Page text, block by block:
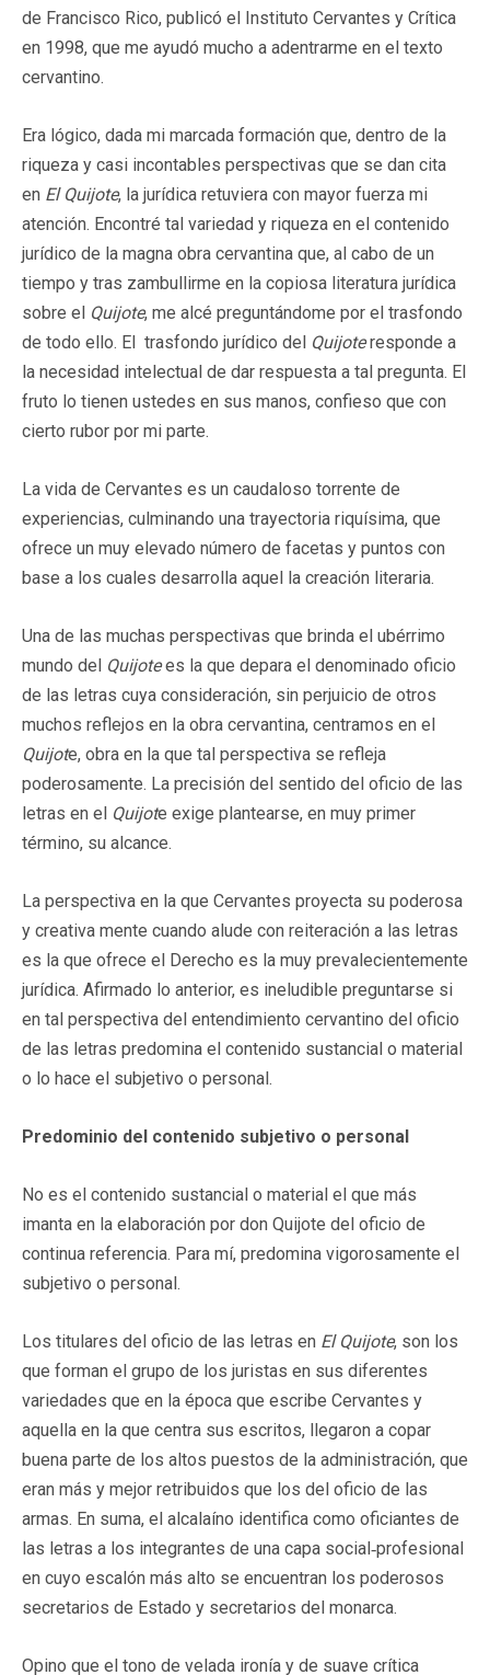
de Francisco Rico, publicó el Instituto Cervantes y Crítica
en 1998, que me ayudó mucho a adentrarme en el texto
cervantino.
Era lógico, dada mi marcada formación que, dentro de la
riqueza y casi incontables perspectivas que se dan cita
en El Quijote, la jurídica retuviera con mayor fuerza mi
atención. Encontré tal variedad y riqueza en el contenido
jurídico de la magna obra cervantina que, al cabo de un
tiempo y tras zambullirme en la copiosa literatura jurídica
sobre el Quijote, me alcé preguntándome por el trasfondo
de todo ello. El trasfondo jurídico del Quijoteresponde a
la necesidad intelectual de dar respuesta a tal pregunta. El
fruto lo tienen ustedes en sus manos, confieso que con
cierto rubor por mi parte.
La vida de Cervantes es un caudaloso torrente de
experiencias, culminando una trayectoria riquísima, que
ofrece un muy elevado número de facetas y puntos con
base a los cuales desarrolla aquel la creación literaria.
Una de las muchas perspectivas que brinda el ubérrimo
mundo del Quijotees la que depara el denominado oficio
de las letras cuya consideración, sin perjuicio de otros
muchos reflejos en la obra cervantina, centramos en el
Quijote, obra en la que tal perspectiva se refleja
poderosamente. La precisión del sentido del oficio de las
letras en el Quijote exige plantearse, en muy primer
término, su alcance.
La perspectiva en la que Cervantes proyecta su poderosa
y creativa mente cuando alude con reiteración a las letras
es la que ofrece el Derecho es la muy prevalecientemente
jurídica. Afirmado lo anterior, es ineludible preguntarse si
en tal perspectiva del entendimiento cervantino del oficio
de las letras predomina el contenido sustancial o material
o lo hace el subjetivo o personal.
Predominio del contenido subjetivo o personal
No es el contenido sustancial o material el que más
imanta en la elaboración por don Quijote del oficio de
continua referencia. Para mí, predomina vigorosamente el
subjetivo o personal.
Los titulares del oficio de las letras en El Quijote, son los
que forman el grupo de los juristas en sus diferentes
variedades que en la época que escribe Cervantes y
aquella en la que centra sus escritos, llegaron a copar
buena parte de los altos puestos de la administración, que
eran más y mejor retribuidos que los del oficio de las
armas. En suma, el alcalaíno identifica como oficiantes de
las letras a los integrantes de una capa social‑profesional
en cuyo escalón más alto se encuentran los poderosos
secretarios de Estado y secretarios del monarca.
Opino que el tono de velada ironía y de suave crítica